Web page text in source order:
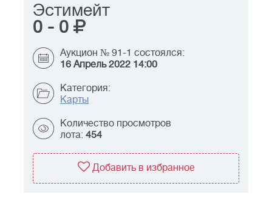
Эстимейт
0 - 0
Аукцион № 91-1 состоялся:
16 Апрель 2022 14:00
Категория:
Карты
Количество просмотров
лота: 454
Добавить в избранное